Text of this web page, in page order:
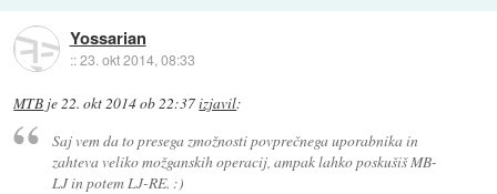
Yossarian
::23. okt 2014, 08:33
MTB je22. okt 2014 ob 22:37izjavil:
Saj vem da to presega zmožnosti povprečnega uporabnika in
zahteva veliko možganskih operacij, ampak lahko poskušiš MB-
LJ in potem LJ-RE. :)